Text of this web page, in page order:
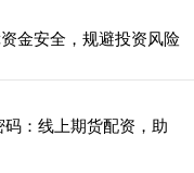
金安全，规避投资风险
：线上期货配资，助